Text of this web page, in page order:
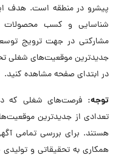
پیشرو در منطقه است. هدف
شناسایی و کسب محصولات
مشارکتی در جهت ترویج
جدیدترین موقعیت‌های شغلی
در ابتدای صفحه مشاهده کنید.
توجه: فرصت‌های شغلی که
تعدادی از جدیدترین
هستند. برای بررسی تمامی
همکاری به تحقیقاتی و